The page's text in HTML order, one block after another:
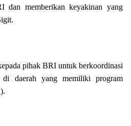
dan memberikan keyakinan yang
pihak BRI untuk berkoordinasi
di daerah yang memiliki program